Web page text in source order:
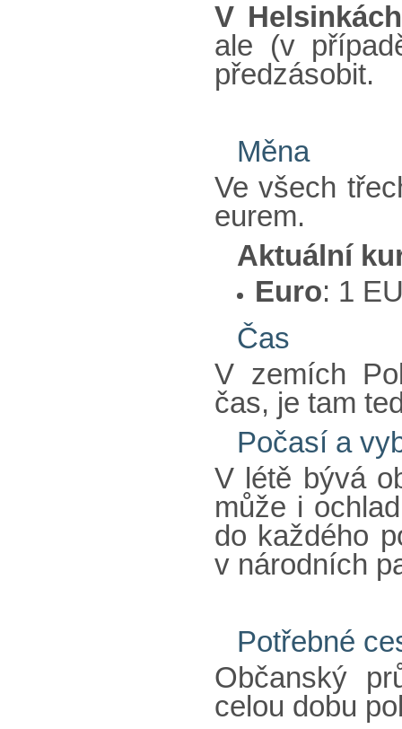
V
ale (v
předzásobit.
Měna
Ve všech
eurem.
Aktuální
Euro: 1
Čas
V zemích
čas, je tam
Počasí a
V létě bývá
může i
do každého
v národních
Potřebné
Občanský
celou dobu